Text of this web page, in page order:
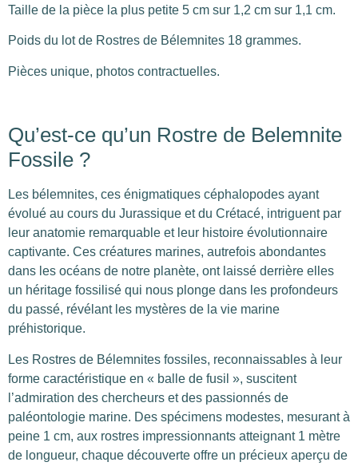
Taille de la pièce la plus petite 5 cm sur 1,2 cm sur 1,1 cm.
Poids du lot de Rostres de Bélemnites 18 grammes.
Pièces unique, photos contractuelles.
Qu’est-ce qu’un Rostre de Belemnite
Fossile ?
Les bélemnites, ces énigmatiques céphalopodes ayant
évolué au cours du Jurassique et du Crétacé, intriguent par
leur anatomie remarquable et leur histoire évolutionnaire
captivante. Ces créatures marines, autrefois abondantes
dans les océans de notre planète, ont laissé derrière elles
un héritage fossilisé qui nous plonge dans les profondeurs
du passé, révélant les mystères de la vie marine
préhistorique.
Les Rostres de Bélemnites fossiles, reconnaissables à leur
forme caractéristique en « balle de fusil », suscitent
l’admiration des chercheurs et des passionnés de
paléontologie marine. Des spécimens modestes, mesurant à
peine 1 cm, aux rostres impressionnants atteignant 1 mètre
de longueur, chaque découverte offre un précieux aperçu de